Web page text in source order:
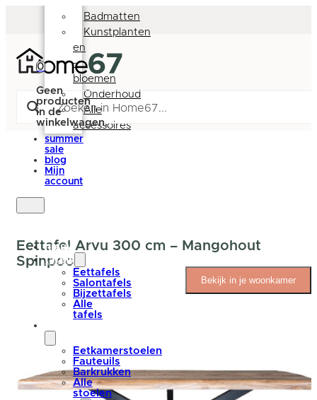
0
Geen
producten
in de
winkelwagen.
Badmatten
Kunstplanten
en
-
bloemen
Onderhoud
Alle
accessoires
summer
sale
blog
Mijn
account
nieuw
tafels
Eettafels
Salontafels
Bijzettafels
Alle
tafels
Eetkamerstoelen
Fauteuils
Barkrukken
Alle
stoelen
Eettafel Arvu 300 cm – Mangohout
Spinpoot
Bekijk in je woonkamer